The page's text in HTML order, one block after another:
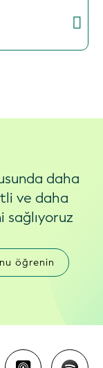
daha
ve daha
öğrenin